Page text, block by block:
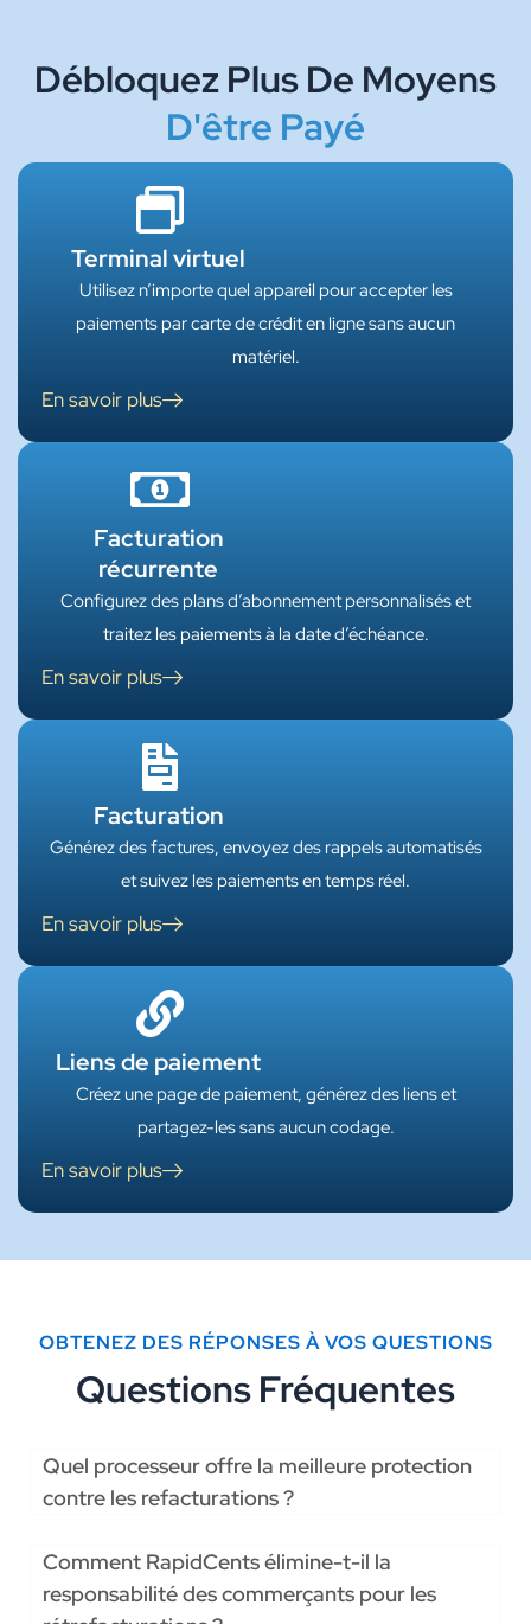
Débloquez Plus De Moyens
D'être Payé
Terminal virtuel
Utilisez n’importe quel appareil pour accepter les
paiements par carte de crédit en ligne sans aucun
matériel.
En savoir plus
Facturation
récurrente
Configurez des plans d’abonnement personnalisés et
traitez les paiements à la date d’échéance.
En savoir plus
Facturation
Générez des factures, envoyez des rappels automatisés
et suivez les paiements en temps réel.
En savoir plus
Liens de paiement
Créez une page de paiement, générez des liens et
partagez-les sans aucun codage.
En savoir plus
OBTENEZ DES RÉPONSES À VOS QUESTIONS
Questions Fréquentes
Quel processeur offre la meilleure protection
contre les refacturations ?
Comment RapidCents élimine-t-il la
responsabilité des commerçants pour les